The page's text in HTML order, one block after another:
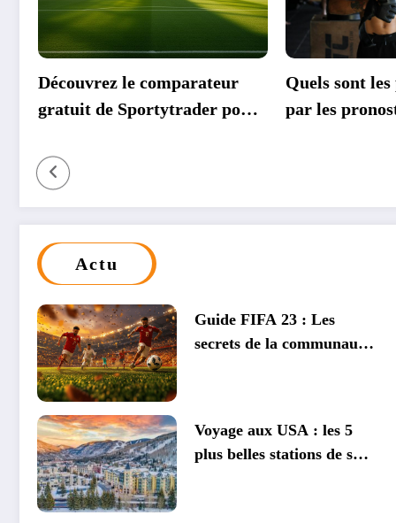
pour
Quels sont les pièges à éviter
par les pronostiqueurs lors
Actu
Guide FIFA 23 : Les
secrets de la communaute
Voyage aux USA : les 5
plus belles stations de ski